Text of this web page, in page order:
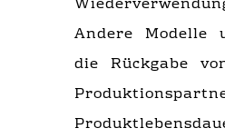
Andere Modelle
die Rückgabe